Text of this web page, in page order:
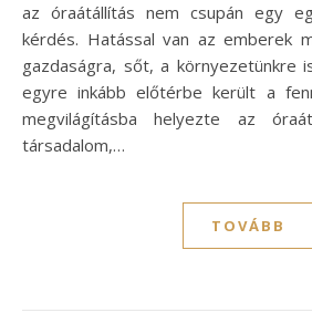
az óraátállítás nem csupán egy
kérdés. Hatással van az emberek
gazdaságra, sőt, a környezetünkre
egyre inkább előtérbe került a
megvilágításba helyezte az
társadalom,…
TOVÁBB